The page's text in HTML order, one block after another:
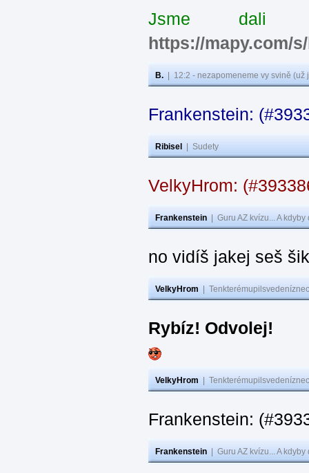
Jsme dali
https://mapy.com/
B. 12:2 - nezapomeneme vy svině
Frankenstein:
Ribisel Sudety
VelkyHrom:
Frankenstein Guru AZ kvízu... A
no vidíš jakej seš
VelkyHrom
Rybíz! Odvolej!
VelkyHrom
Frankenstein:
Frankenstein Guru AZ kvízu... A